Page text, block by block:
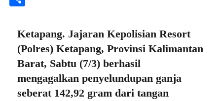
Ketapang. Jajaran Kepolisian Resort
(Polres) Ketapang, Provinsi Kalimantan
Barat, Sabtu (7/3) berhasil
mengagalkan penyelundupan ganja
seberat 142,92 gram dari tangan